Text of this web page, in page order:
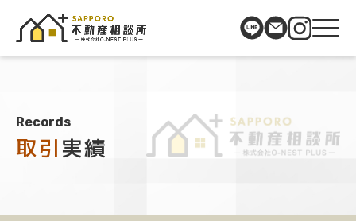
Records
取引実績